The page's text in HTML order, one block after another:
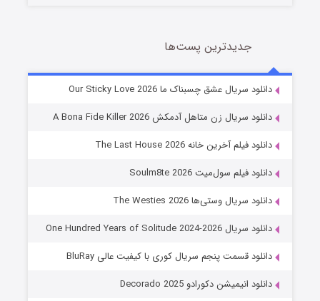
شوهر
عملیات آپارتمان
قسمت2 (زیرنویس) منتشر شد
جدیدترین پست‌ها
دانلود سریال عشق چسبناک ما Our Sticky Love 2026
دانلود سریال زن متاهل آدمکش A Bona Fide Killer 2026
دانلود فیلم آخرین خانه The Last House 2026
دانلود فیلم سول‌میت Soulm8te 2026
دانلود سریال وستی‌ها The Westies 2026
دانلود سریال One Hundred Years of Solitude 2024-2026
دانلود قسمت پنجم سریال کوری با کیفیت عالی BluRay
دانلود انیمیشن دکورادو Decorado 2025